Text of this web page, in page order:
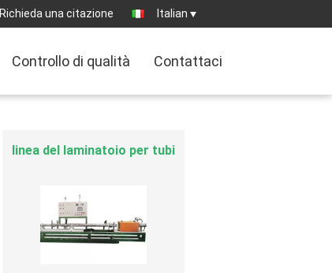
Richieda una citazione Italian
Controllo di qualità Contattaci
Pompa del liquido